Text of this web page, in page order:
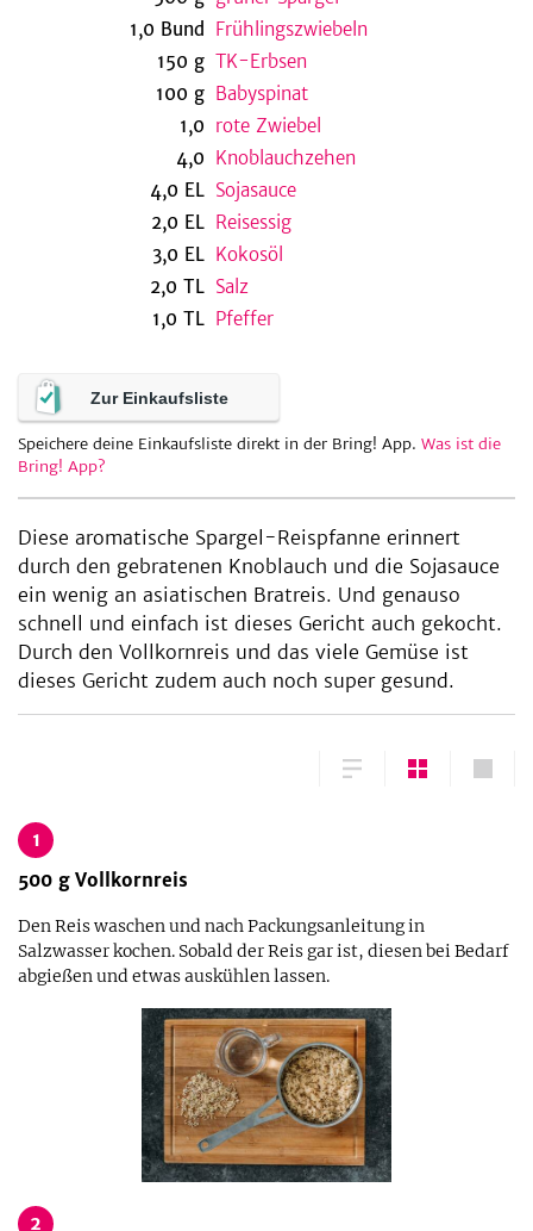
1,0 Bund
Frühlingszwiebeln
150 g TK-Erbsen
100 g Babyspinat
1,0 rote Zwiebel
4,0 Knoblauchzehen
4,0 EL Sojasauce
2,0 EL Reisessig
3,0 EL Kokosöl
2,0 TL Salz
1,0 TL Pfeffer
Zur Einkaufsliste
Speichere deine Einkaufsliste direkt in der Bring! App. Was ist die
Bring! App?
Diese aromatische Spargel-Reispfanne erinnert
durch den gebratenen Knoblauch und die Sojasauce
ein wenig an asiatischen Bratreis. Und genauso
schnell und einfach ist dieses Gericht auch gekocht.
Durch den Vollkornreis und das viele Gemüse ist
dieses Gericht zudem auch noch super gesund.
1
500 g Vollkornreis
Den Reis waschen und nach Packungsanleitung in
Salzwasser kochen. Sobald der Reis gar ist, diesen bei Bedarf
abgießen und etwas auskühlen lassen.
2